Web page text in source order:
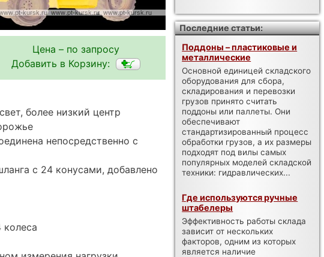
Цена – по запросу
Добавить в Корзину:
более низкий центр
непосредственно с
с 24 конусами, добавлено
Последние статьи:
Поддоны – пластиковые и
металлические
Основной единицей складского
оборудования для сбора,
складирования и перевозки
грузов принято считать
поддоны или паллеты. Они
обеспечивают
стандартизированный процесс
обработки грузов, а их размеры
подходят под вилы самых
популярных моделей складской
техники: гидравлических...
Где используются ручные
штабелеры
Эффективность работы склада
зависит от нескольких
факторов, одним из которых
является наличие